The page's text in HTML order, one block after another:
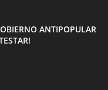
ANTIPOPULAR